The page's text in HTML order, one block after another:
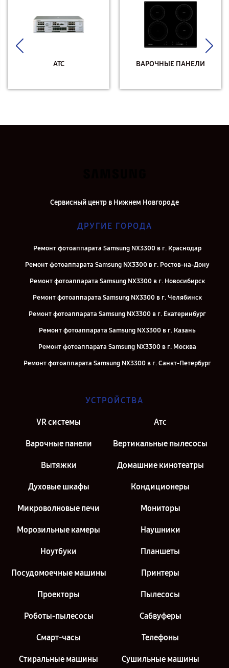
АТС ВАРОЧНЫЕ ПАНЕЛИ
Сервисный центр в Нижнем Новгороде
ДРУГИЕ ГОРОДА
Ремонт фотоаппарата Samsung NX3300 в г. Краснодар
Ремонт фотоаппарата Samsung NX3300 в г. Ростов-на-Дону
Ремонт фотоаппарата Samsung NX3300 в г. Новосибирск
Ремонт фотоаппарата Samsung NX3300 в г. Челябинск
Ремонт фотоаппарата Samsung NX3300 в г. Екатеринбург
Ремонт фотоаппарата Samsung NX3300 в г. Казань
Ремонт фотоаппарата Samsung NX3300 в г. Москва
Ремонт фотоаппарата Samsung NX3300 в г. Санкт-Петербург
УСТРОЙСТВА
VR системы Атс
Варочные панели Вертикальные пылесосы
Вытяжки Домашние кинотеатры
Духовые шкафы Кондиционеры
Микроволновые печи Мониторы
Морозильные камеры Наушники
Ноутбуки Планшеты
Посудомоечные машины Принтеры
Проекторы Пылесосы
Роботы-пылесосы Сабвуферы
Смарт-часы Телефоны
Стиральные машины Сушильные машины